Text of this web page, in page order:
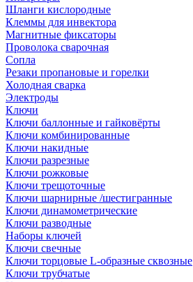
Шланги кислородные
Клеммы для инвектора
Магнитные фиксаторы
Проволока сварочная
Сопла
Резаки пропановые и горелки
Холодная сварка
Электроды
Ключи
Ключи баллонные и гайковёрты
Ключи комбинированные
Ключи накидные
Ключи разрезные
Ключи рожковые
Ключи трещоточные
Ключи шарнирные /шестигранные
Ключи динамометрические
Ключи разводные
Наборы ключей
Ключи свечные
Ключи торцовые L-образные сквозные
Ключи трубчатые